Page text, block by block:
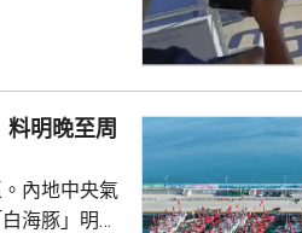
船事件造成
動犧牲，被
上維權行動
明晚至周
內地中央氣
海豚」明晚